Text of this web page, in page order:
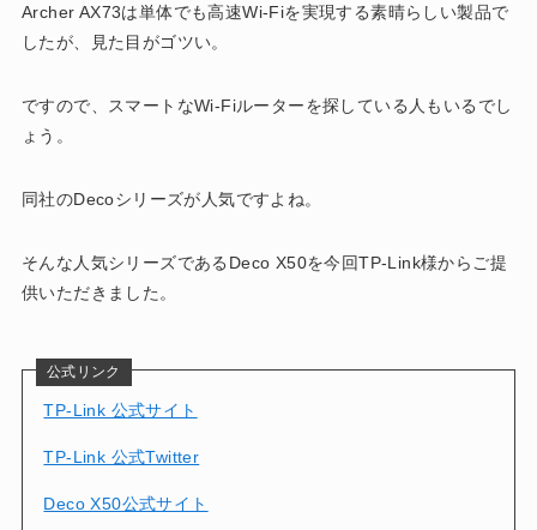
Archer AX73は単体でも高速Wi-Fiを実現する素晴らしい製品で
したが、見た目がゴツい。
ですので、スマートなWi-Fiルーターを探している人もいるでし
ょう。
同社のDecoシリーズが人気ですよね。
そんな人気シリーズであるDeco X50を今回TP-Link様からご提
供いただきました。
公式リンク
TP-Link 公式サイト
TP-Link 公式Twitter
Deco X50公式サイト